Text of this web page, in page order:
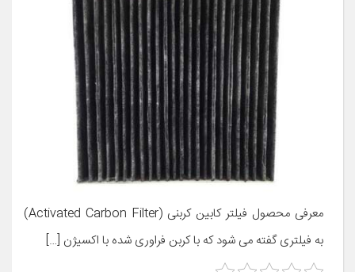
معرفی محصول فیلتر کابین کربنی (Activated Carbon Filter)
به فیلتری گفته می شود که با کربن فراوری شده با اکسیژن […]